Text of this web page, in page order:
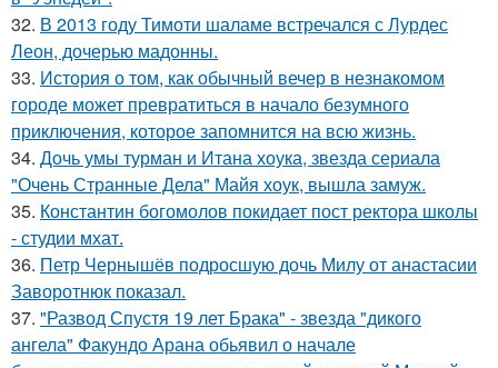
32. В 2013 году Тимоти шаламе встречался с Лурдес
Леон, дочерью мадонны.
33. История о том, как обычный вечер в незнакомом
городе может превратиться в начало безумного
приключения, которое запомнится на всю жизнь.
34. Дочь умы турман и Итана хоука, звезда сериала
"Очень Странные Дела" Майя хоук, вышла замуж.
35. Константин богомолов покидает пост ректора школы
- студии мхат.
36. Петр Чернышёв подросшую дочь Милу от анастасии
Заворотнюк показал.
37. "Развод Спустя 19 лет Брака" - звезда "дикого
ангела" Факундо Арана обьявил о начале